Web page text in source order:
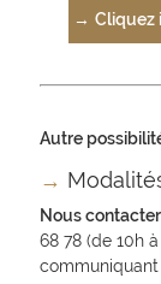
→ Cliquez
Autre
→
Nous
68 78 (de 10h
communiquant